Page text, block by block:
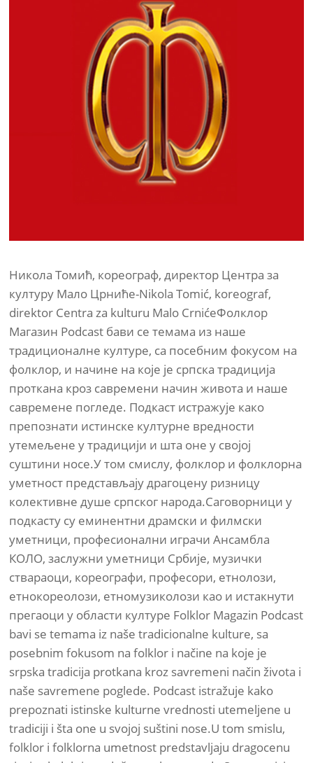
Никола Томић, кореограф, директор Центра за
културу Мало Црниће-Nikola Tomić, koreograf,
direktor Centra za kulturu Malo CrnićeФолклор
Магазин Podcast бави се темама из наше
традиционалне културе, са посебним фокусом на
фолклор, и начине на које је српска традиција
проткана кроз савремени начин живота и наше
савремене погледе. Подкаст истражује како
препознати истинске културне вредности
утемељене у традицији и шта оне у својој
суштини носе.У том смислу, фолклор и фолклорна
уметност представљају драгоцену ризницу
колективне душе српског народа.Саговорници у
подкасту су еминентни драмски и филмски
уметници, професионални играчи Ансамбла
КОЛО, заслужни уметници Србије, музички
ствараоци, кореографи, професори, етнолози,
етнокореолози, етномузиколози као и истакнути
прегаоци у области културе Folklor Magazin Podcast
bavi se temama iz naše tradicionalne kulture, sa
posebnim fokusom na folklor i načine na koje je
srpska tradicija protkana kroz savremeni način života i
naše savremene poglede. Podcast istražuje kako
prepoznati istinske kulturne vrednosti utemeljene u
tradiciji i šta one u svojoj suštini nose.U tom smislu,
folklor i folklorna umetnost predstavljaju dragocenu